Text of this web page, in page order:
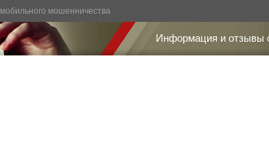
мошенничества
Информация и отзывы